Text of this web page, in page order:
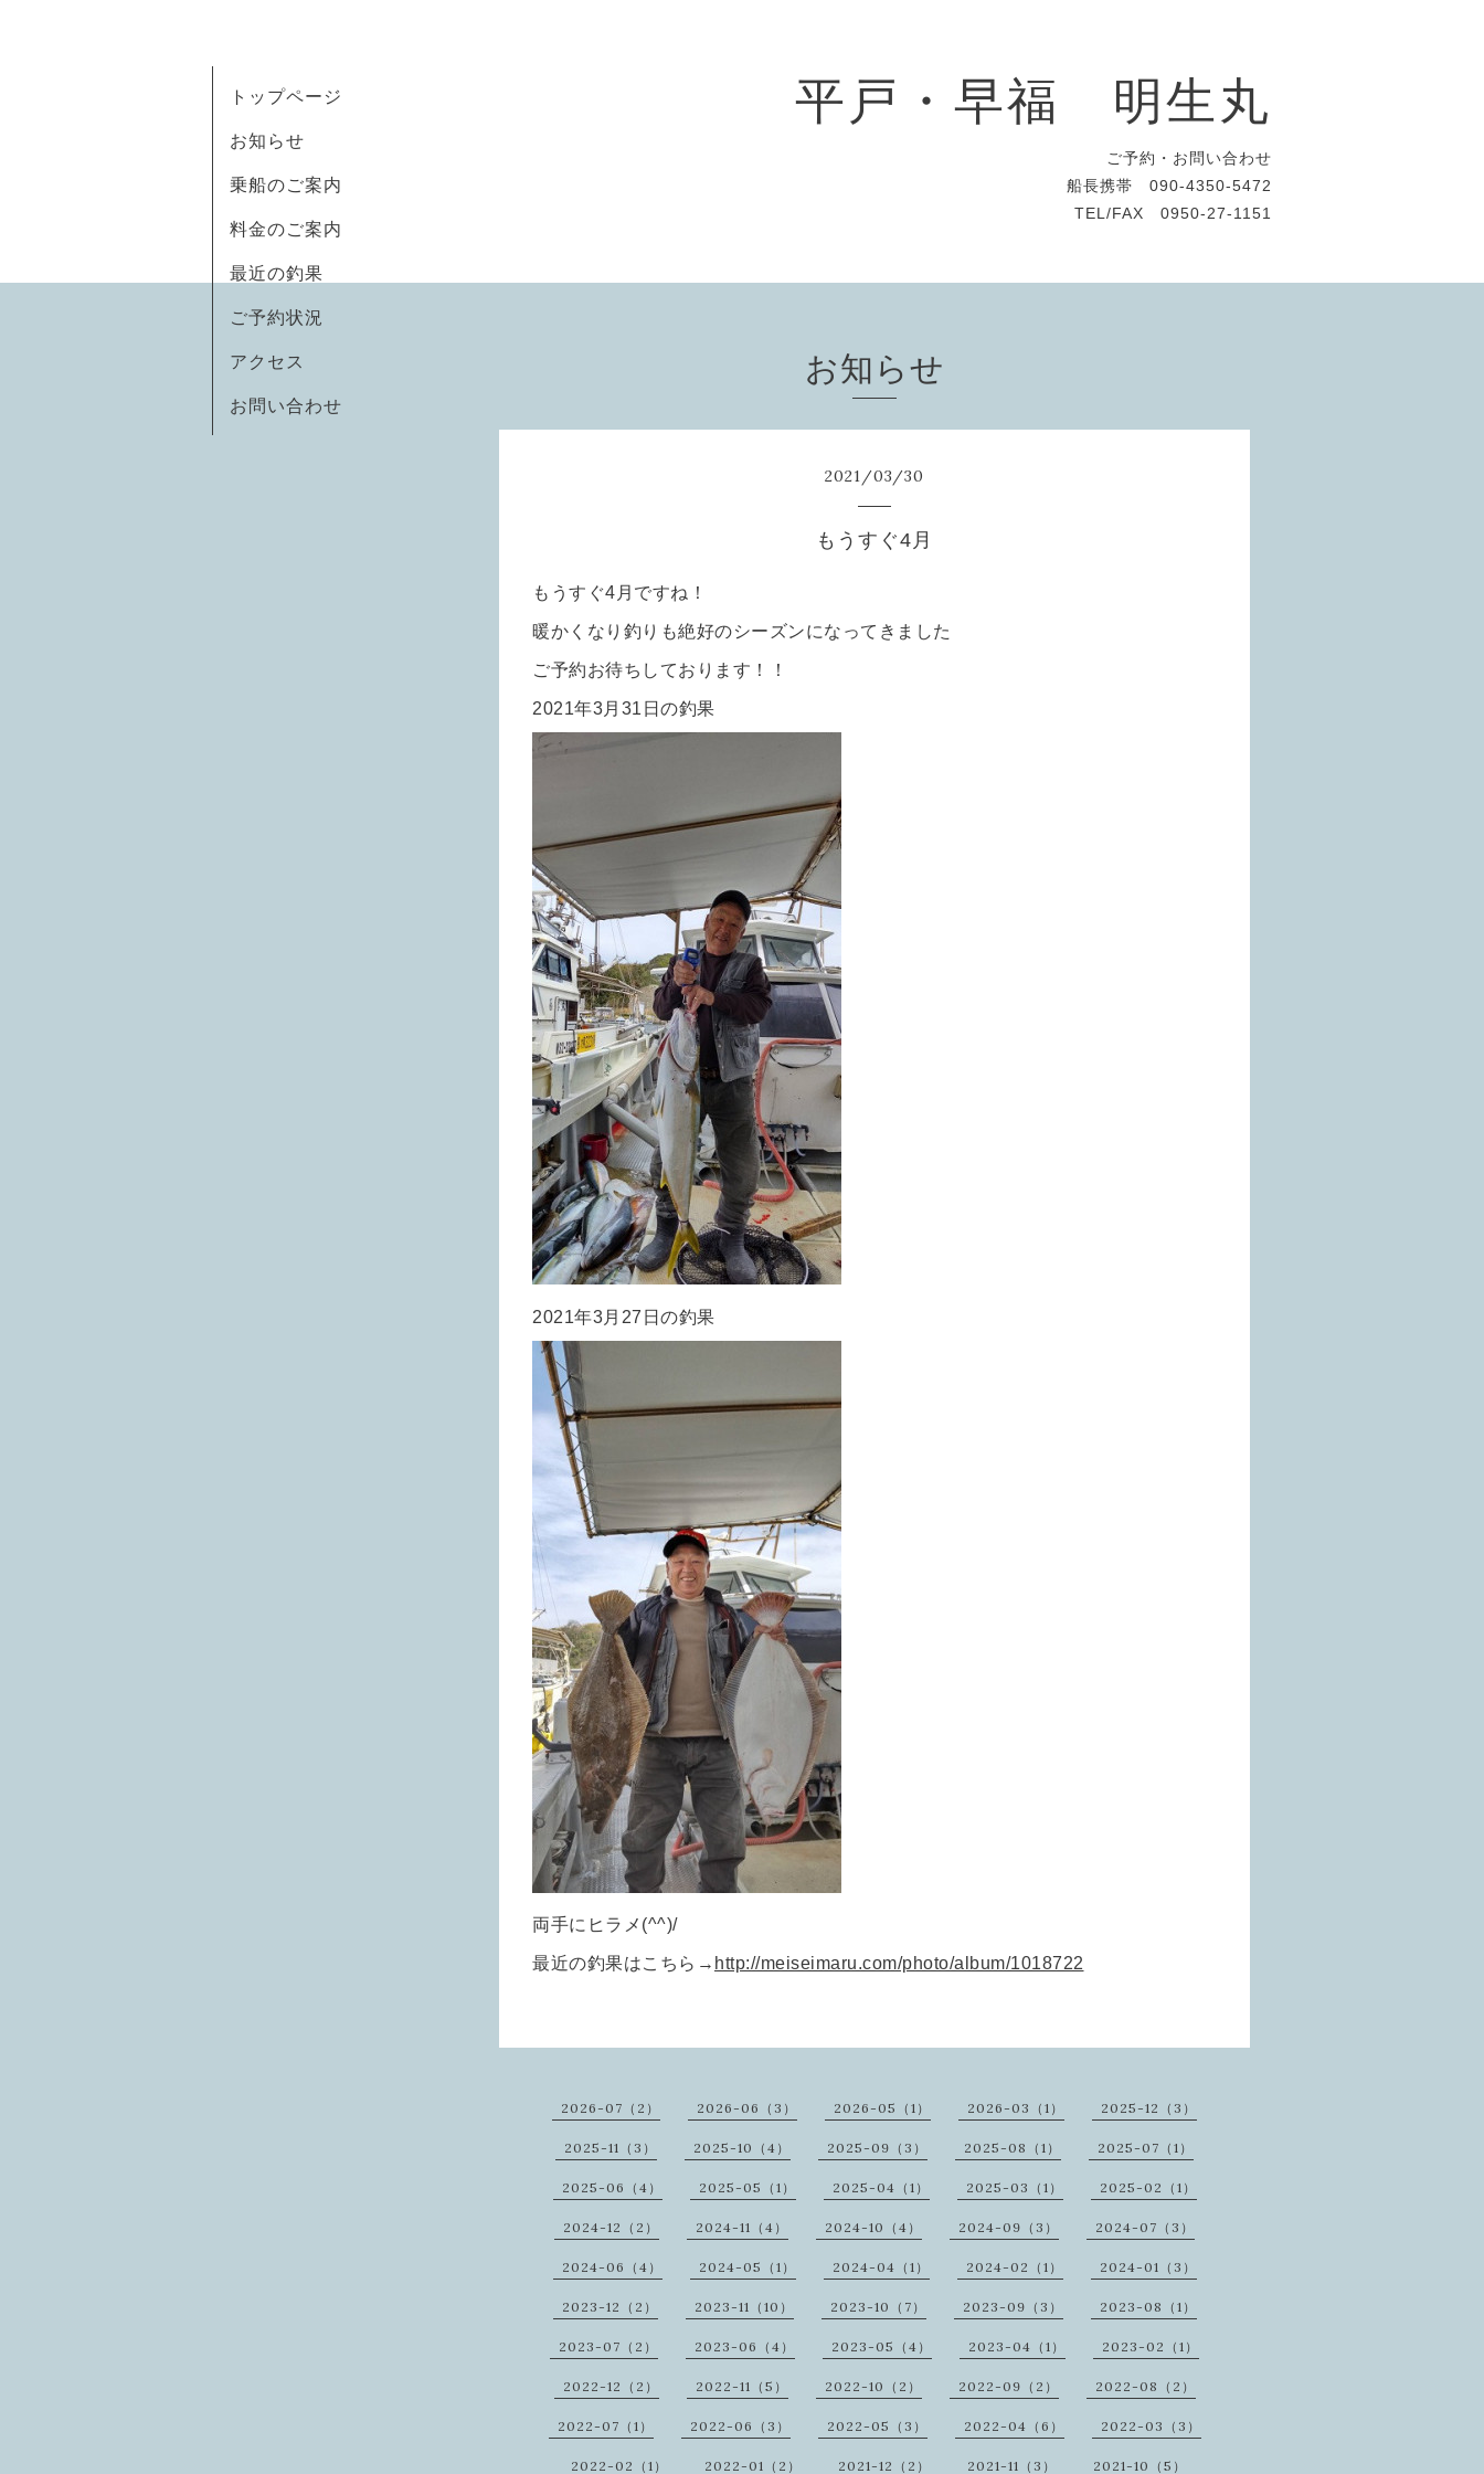
平戸・早福 明生丸
ご予約・お問い合わせ
船長携帯 090-4350-5472
TEL/FAX 0950-27-1151
トップページ
お知らせ
乗船のご案内
料金のご案内
最近の釣果
ご予約状況
アクセス
お問い合わせ
お知らせ
2021/03/30
もうすぐ4月
もうすぐ4月ですね！
暖かくなり釣りも絶好のシーズンになってきました
ご予約お待ちしております！！
2021年3月31日の釣果
2021年3月27日の釣果
両手にヒラメ(^^)/
最近の釣果はこちら→ http://meiseimaru.com/photo/album/1018722
2026-07（2） 2026-06（3） 2026-05（1） 2026-03（1） 2025-12（3）
2025-11（3） 2025-10（4） 2025-09（3） 2025-08（1） 2025-07（1）
2025-06（4） 2025-05（1） 2025-04（1） 2025-03（1） 2025-02（1）
2024-12（2） 2024-11（4） 2024-10（4） 2024-09（3） 2024-07（3）
2024-06（4） 2024-05（1） 2024-04（1） 2024-02（1） 2024-01（3）
2023-12（2） 2023-11（10） 2023-10（7） 2023-09（3） 2023-08（1）
2023-07（2） 2023-06（4） 2023-05（4） 2023-04（1） 2023-02（1）
2022-12（2） 2022-11（5） 2022-10（2） 2022-09（2） 2022-08（2）
2022-07（1） 2022-06（3） 2022-05（3） 2022-04（6） 2022-03（3）
2022-02（1） 2022-01（2） 2021-12（2） 2021-11（3） 2021-10（5）